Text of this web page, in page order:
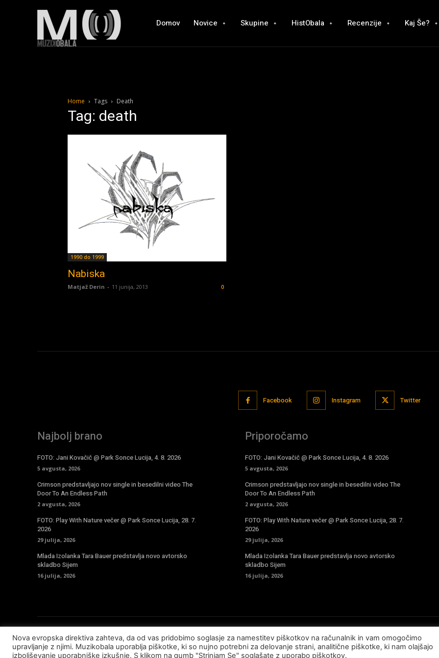
Domov Novice Skupine HistObala Recenzije Kaj Še?
Home Tags Death
Tag: death
1990 do 1999
Nabiska
Matjaž Derin - 11 junija, 2013 0
Facebook Instagram Twitter
Najbolj brano
FOTO: Jani Kovačič @ Park Sonce Lucija, 4. 8. 2026
5 avgusta, 2026
Crimson predstavljajo nov single in besedilni video The
Door To An Endless Path
2 avgusta, 2026
FOTO: Play With Nature večer @ Park Sonce Lucija, 28. 7.
2026
29 julija, 2026
Mlada Izolanka Tara Bauer predstavlja novo avtorsko
skladbo Sijem
16 julija, 2026
Priporočamo
FOTO: Jani Kovačič @ Park Sonce Lucija, 4. 8. 2026
5 avgusta, 2026
Crimson predstavljajo nov single in besedilni video The
Door To An Endless Path
2 avgusta, 2026
FOTO: Play With Nature večer @ Park Sonce Lucija, 28. 7.
2026
29 julija, 2026
Mlada Izolanka Tara Bauer predstavlja novo avtorsko
skladbo Sijem
16 julija, 2026
© Copyright - Muzikobala 2023 - Created byBaleynet
Nova evropska direktiva zahteva, da od vas pridobimo soglasje za namestitev piškotkov na računalnik in vam omogočimo
upravljanje z njimi. Muzikobala uporablja piškotke, ki so nujno potrebni za delovanje strani, analitične piškotke, ki nam olajšajo
izboljševanje uporabniške izkušnje. S klikom na gumb "Strinjam Se" soglašate z uporabo piškotkov.